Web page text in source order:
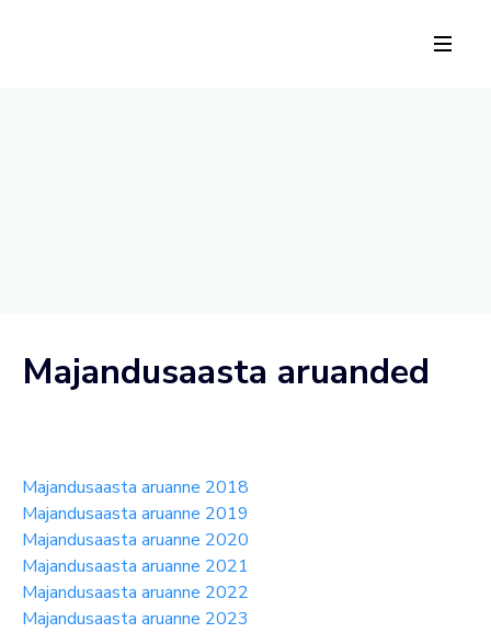
Majandusaasta aruanded
Majandusaasta aruanne 2018
Majandusaasta aruanne 2019
Majandusaasta aruanne 2020
Majandusaasta aruanne 2021
Majandusaasta aruanne 2022
Majandusaasta aruanne 2023